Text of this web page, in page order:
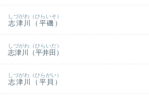
志津川（平磯）
しづがわ（ひらいそ）
志津川（平井田）
しづがわ（ひらいだ）
志津川（平貝）
しづがわ（ひらがい）